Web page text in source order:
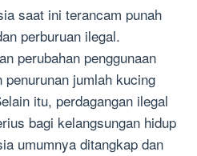
saat ini terancam punah
perburuan ilegal.
perubahan penggunaan
jumlah kucing
itu, perdagangan ilegal
bagi kelangsungan hidup
umumnya ditangkap dan